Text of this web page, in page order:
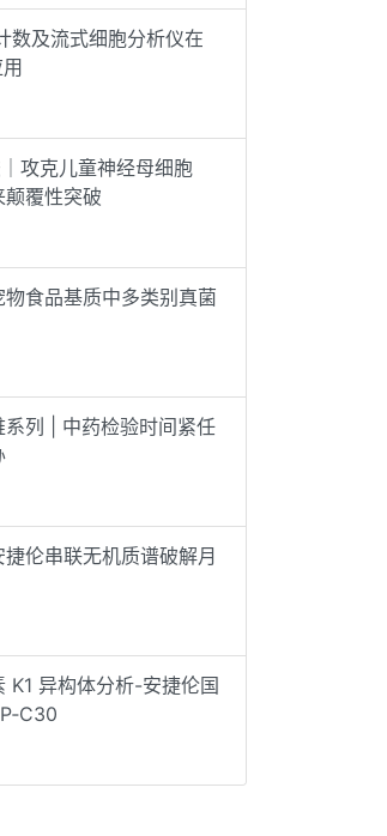
数及流式细胞分析仪在
攻克儿童神经母细胞
覆性突破
食品基质中多类别真菌
系列 | 中药检验时间紧任
伦串联无机质谱破解月
K1 异构体分析-安捷伦国